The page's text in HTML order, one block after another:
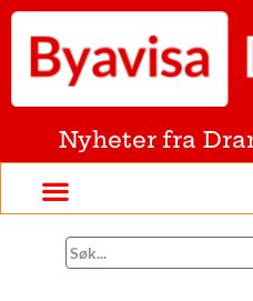
Nyheter fra